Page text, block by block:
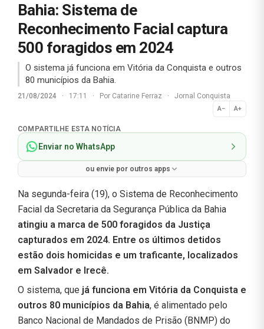
Bahia: Sistema de
Reconhecimento Facial captura
500 foragidos em 2024
O sistema já funciona em Vitória da Conquista e outros
80 municípios da Bahia.
21/08/2024 · 17:11 · Por Catarine Ferraz · Jornal Conquista
A− A+
Normal
COMPARTILHE ESTA NOTÍCIA
Enviar no WhatsApp
ou envie por outros apps
Na segunda-feira (19), o Sistema de Reconhecimento
Facial da Secretaria da Segurança Pública da Bahia
atingiu a marca de 500 foragidos da Justiça
capturados em 2024. Entre os últimos detidos
estão dois homicidas e um traficante, localizados
em Salvador e Irecê.
O sistema, que já funciona em Vitória da Conquista e
outros 80 municípios da Bahia, é alimentado pelo
Banco Nacional de Mandados de Prisão (BNMP) do